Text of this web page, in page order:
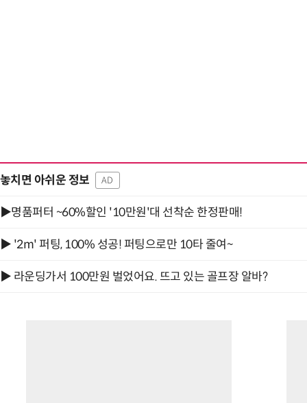
놓치면 아쉬운 정보 AD
▶명품퍼터 ~60%할인 '10만원'대 선착순 한정판매!
▶ '2m' 퍼팅, 100% 성공! 퍼팅으로만 10타 줄여~
▶ 라운딩가서 100만원 벌었어요. 뜨고 있는 골프장 알바?